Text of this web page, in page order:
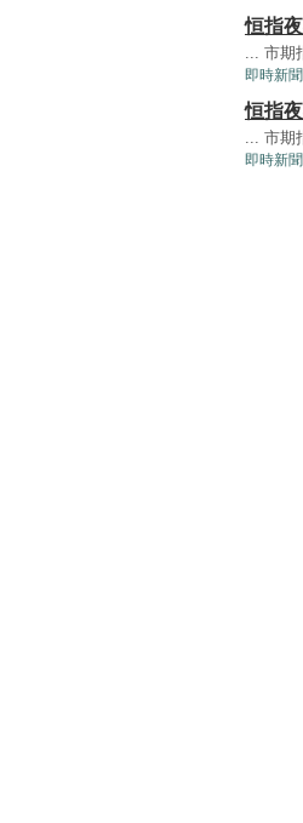
恒指
... 市期
即時新聞
恒指
... 市期
即時新聞